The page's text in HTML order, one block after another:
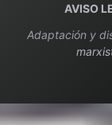
AVISO
Adaptación y